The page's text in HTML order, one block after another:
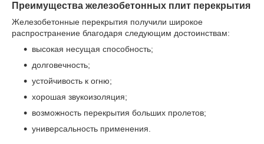
Преимущества железобетонных плит перекрытия
Железобетонные перекрытия получили широкое
распространение благодаря следующим достоинствам:
высокая несущая способность;
долговечность;
устойчивость к огню;
хорошая звукоизоляция;
возможность перекрытия больших пролетов;
универсальность применения.